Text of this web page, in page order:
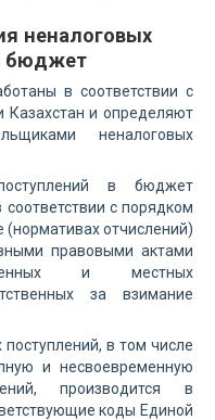
неналоговых
бюджет
в соответствии с
Казахстан и определяют
неналоговых
в бюджет
с порядком
отчислений)
правовыми актами
и местных
за взимание
в том числе
и несвоевременную
производится в
коды Единой